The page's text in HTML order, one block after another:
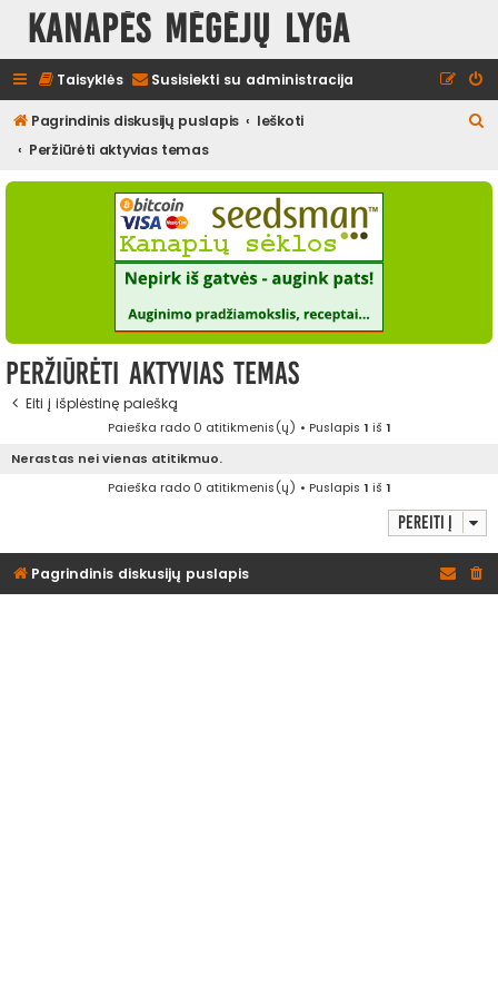
Kanapės mėgėjų lyga
Taisyklės Susisiekti su administracija
Pagrindinis diskusijų puslapis
Ieškoti
Peržiūrėti aktyvias temas
š
Peržiūrėti aktyvias temas
Eiti į išplėstinę paiešką
Paieška rado 0 atitikmenis(ų) • Puslapis 1 iš 1
Nerastas nei vienas atitikmuo.
Paieška rado 0 atitikmenis(ų) • Puslapis 1 iš 1
Pereiti į
Pagrindinis diskusijų puslapis